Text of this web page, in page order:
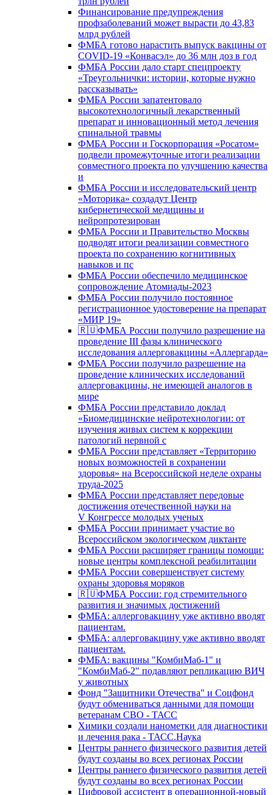
Финансирование предупреждения
профзаболеваний может вырасти до 43,83
млрд рублей
ФМБА готово нарастить выпуск вакцины от
COVID-19 «Конвасэл» до 36 млн доз в год
ФМБА России дало старт спецпроекту
«Треугольнички: истории, которые нужно
рассказывать»
ФМБА России запатентовало
высокотехнологичный лекарственный
препарат и инновационный метод лечения
спинальной травмы
ФМБА России и Госкорпорация «Росатом»
подвели промежуточные итоги реализации
совместного проекта по улучшению качества
и
ФМБА России и исследовательский центр
«Моторика» создадут Центр
кибернетической медицины и
нейропротезирован
ФМБА России и Правительство Москвы
подводят итоги реализации совместного
проекта по сохранению когнитивных
навыков и пс
ФМБА России обеспечило медицинское
сопровождение Атомиады-2023
ФМБА России получило постоянное
регистрационное удостоверение на препарат
«МИР 19»
🇷🇺ФМБА России получило разрешение на
проведение III фазы клинического
исследования аллерговакцины «Аллергарда»
ФМБА России получило разрешение на
проведение клинических исследований
аллерговакцины, не имеющей аналогов в
мире
ФМБА России представило доклад
«Биомедицинские нейротехнологии: от
изучения живых систем к коррекции
патологий нервной с
ФМБА России представляет «Территорию
новых возможностей в сохранении
здоровья» на Всероссийской неделе охраны
труда-2025
ФМБА России представляет передовые
достижения отечественной науки на
V Конгрессе молодых ученых
ФМБА России принимает участие во
Всероссийском экологическом диктанте
ФМБА России расширяет границы помощи:
новые центры комплексной реабилитации
ФМБА России совершенствует систему
охраны здоровья моряков
🇷🇺ФМБА России: год стремительного
развития и значимых достижений
ФМБА: аллерговакцину уже активно вводят
пациентам.
ФМБА: аллерговакцину уже активно вводят
пациентам.
ФМБА: вакцины "КомбиМаб-1" и
"КомбиМаб-2" подавляют репликацию ВИЧ
у животных
Фонд "Защитники Отечества" и Соцфонд
будут обмениваться данными для помощи
ветеранам СВО - ТАСС
Химики создали нанометки для диагностики
и лечения рака - ТАСС.Наука
Центры раннего физического развития детей
будут созданы во всех регионах России
Центры раннего физического развития детей
будут созданы во всех регионах России
Цифровой ассистент в операционной-новый